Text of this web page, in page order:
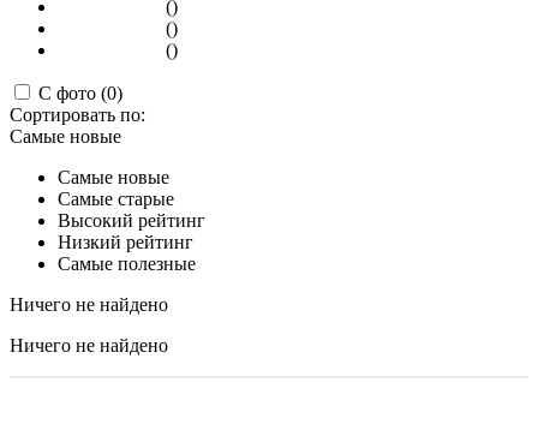
()
()
()
С фото (0)
Сортировать по:
Самые новые
Самые новые
Самые старые
Высокий рейтинг
Низкий рейтинг
Самые полезные
Ничего не найдено
Ничего не найдено